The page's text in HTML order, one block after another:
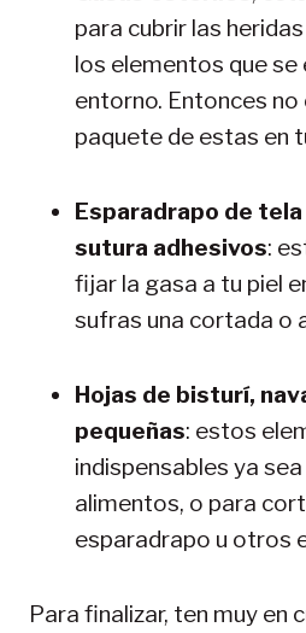
para cubrir las
los elementos que se
entorno. Entonces no
paquete de estas en
Esparadrapo de
sutura adhesivos:
fijar la gasa a tu piel
sufras una cortada o
Hojas de bisturí,
pequeñas: estos
indispensables ya
alimentos, o para
esparadrapo u otros
Para finalizar, ten muy en